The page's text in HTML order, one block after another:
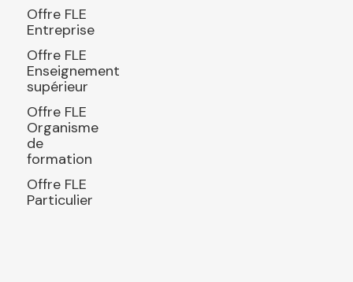
Offre FLE
Entreprise
Offre FLE
Enseignement
supérieur
Offre FLE
Organisme
de
formation
Offre FLE
Particulier